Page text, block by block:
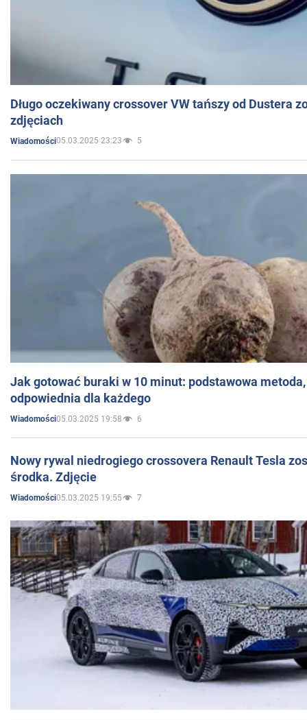
Długo oczekiwany crossover VW tańszy od Dustera
zdjęciach
Wiadomości05.03.2025 23:23 5
Jak gotować buraki w 10 minut: podstawowa
odpowiednia dla każdego
Wiadomości05.03.2025 19:58 6
Nowy rywal niedrogiego crossovera Renault Tesla
środka. Zdjęcie
Wiadomości05.03.2025 19:55 7